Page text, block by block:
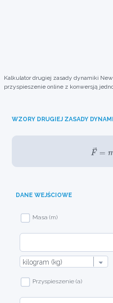
Kalkulator drugiej zasady dynamiki
przyspieszenie online z konwersją
WZORY DRUGIEJ ZASADY
F→
DANE WEJŚCIOWE
Masa (m)
Przyspieszenie (a)